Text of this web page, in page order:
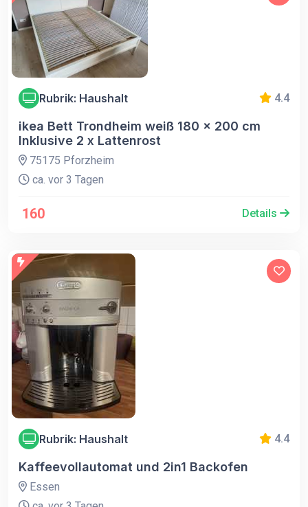
Rubrik: Haushalt 4.4
ikea Bett Trondheim weiß 180 x 200 cm
Inklusive 2 x Lattenrost
75175 Pforzheim
ca. vor 3 Tagen
160 Details
Rubrik: Haushalt 4.4
Kaffeevollautomat und 2in1 Backofen
Essen